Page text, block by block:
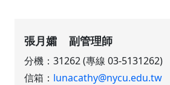
張月孀 副管理師
分機：31262 (專線 03-5131262)
信箱： lunacathy@nycu.edu.tw